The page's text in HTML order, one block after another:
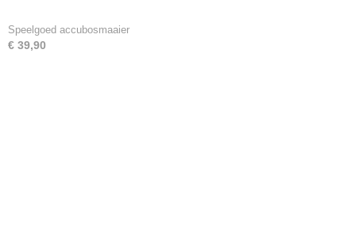
Speelgoed accubosmaaier
€ 39,90